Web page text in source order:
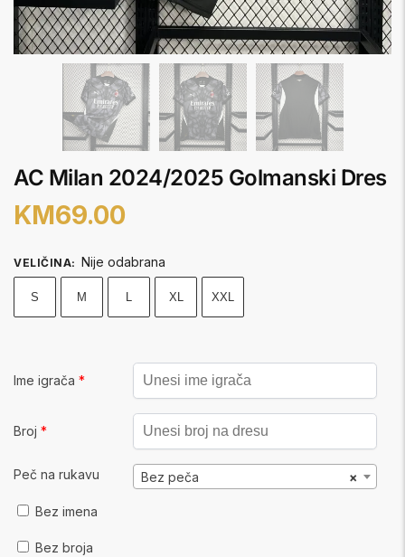
AC Milan 2024/2025 Golmanski Dres
KM69.00
VELIČINA: Nije odabrana
S M L XL XXL
Ime igrača *
Broj *
Peč na rukavu ×
Bez peča
Bez imena
Bez broja